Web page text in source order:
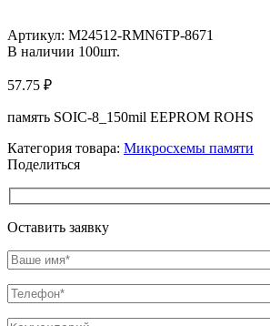
Артикул: M24512-RMN6TP-8671
В наличии 100шт.
57.75 ₽
память SOIC-8_150mil EEPROM ROHS
Категория товара: Микросхемы памяти
Поделиться
Оставить заявку